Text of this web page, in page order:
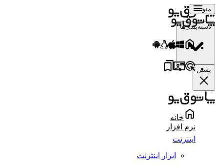
منو
دسته‌بندی‌ها
بستن
خانه
نرم افزار
اینترنت
ابزار اینترنت